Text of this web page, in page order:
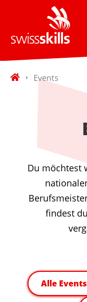
Events
Du möchtest
findest
Alle Events